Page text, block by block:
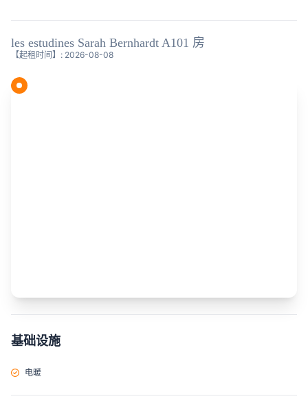
les estudines Sarah Bernhardt A101 房
【起租时间】: 2026-08-08
基础设施
电暖